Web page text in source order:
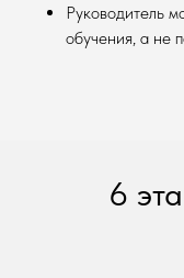
Руководитель
обучения, а не
6